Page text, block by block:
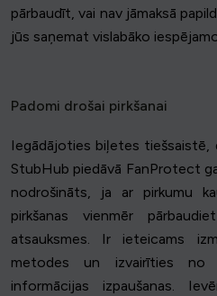
pārbaudīt, vai nav jāmaksā
jūs saņemat vislabāko
Padomi drošai pirkšanai
Iegādājoties biļetes tiešsaistē,
StubHub piedāvā FanProtect
nodrošināts, ja ar pirkumu
pirkšanas vienmēr
atsauksmes. Ir ieteicams
metodes un izvairīties no
informācijas izpaušanas.